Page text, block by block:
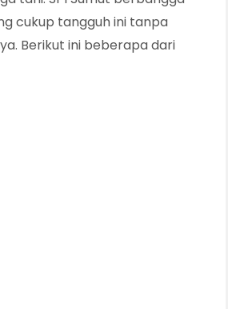
cukup tangguh ini tanpa
Berikut ini beberapa dari